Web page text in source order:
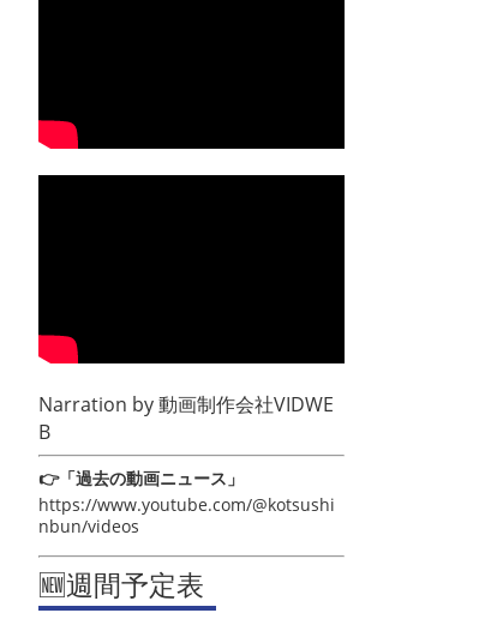
Narration by動画制作会社VIDWE
B
👉「過去の動画ニュース」
https://www.youtube.com/@kotsushi
nbun/videos
🆕週間予定表